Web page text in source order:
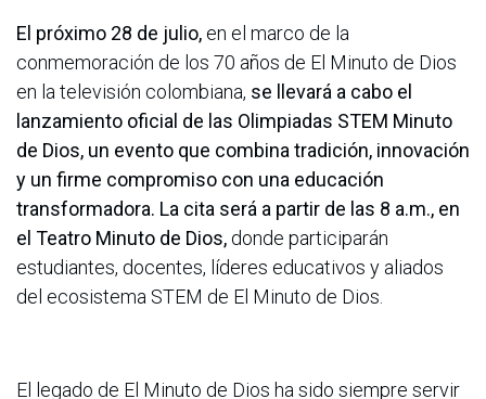
El próximo 28 de julio, en el marco de la
conmemoración de los 70 años de El Minuto de Dios
en la televisión colombiana, se llevará a cabo el
lanzamiento oficial de las Olimpiadas STEM Minuto
de Dios, un evento que combina tradición, innovación
y un firme compromiso con una educación
transformadora. La cita será a partir de las 8 a.m., en
el Teatro Minuto de Dios, donde participarán
estudiantes, docentes, líderes educativos y aliados
del ecosistema STEM de El Minuto de Dios.
El legado de El Minuto de Dios ha sido siempre servir